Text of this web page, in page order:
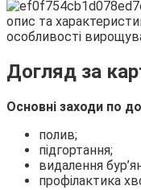
Догляд за
Основні заходи по
полив;
підгортання;
видалення
профілактика